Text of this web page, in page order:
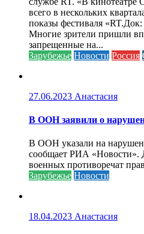
всего в нескольких
показы фестиваля
Многие зрители пришли
запрещенные на...
Зарубежье Новости Россия
27.06.2023 Анастасия
В ООН заявили о
В ООН указали на
сообщает РИА «Новости».
военных противоречат
Зарубежье Новости
18.04.2023 Анастасия